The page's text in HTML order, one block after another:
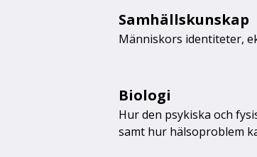
Samhällskunskap
Människors identiteter,
Biologi
Hur den psykiska och
samt hur häl­so­problem